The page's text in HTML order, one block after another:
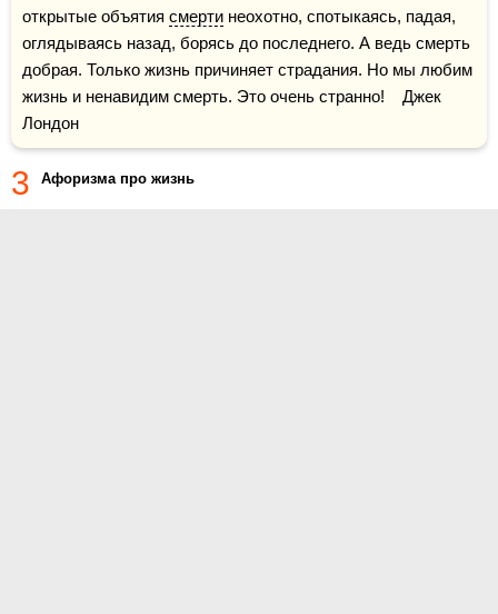
открытые объятия смерти неохотно, спотыкаясь, падая,
оглядываясь назад, борясь до последнего. А ведь смерть
добрая. Только жизнь причиняет страдания. Но мы любим
жизнь и ненавидим смерть. Это очень странно!    Джек
Лондон
3 Афоризма про жизнь